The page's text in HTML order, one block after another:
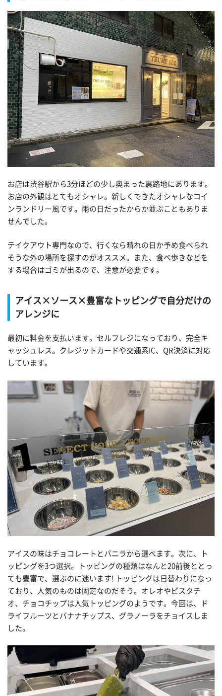
お店は渋谷駅から3分ほどの少し奥まった裏路地にあります。
お店の外観はとてもオシャレ。新しくできたオシャレなコイ
ンランドリー風です。雨の日だったからか並ぶこともありま
せんでした。
テイクアウト専門なので、行くなら晴れの日か予め食べられ
そうな外の場所を探すのがオススメ。また、食べ歩きなどを
する場合はゴミが出るので、注意が必要です。
アイス×ソース×豊富なトッピングで自分だけの
アレンジに
最初に料金を支払います。セルフレジになっており、完全キ
ャッシュレス。クレジットカードや交通系IC、QR決済に対応
しています。
アイスの味はチョコレートとバニラから選べます。次に、ト
ッピングを3つ選択。トッピングの種類はなんと20前後ととっ
ても豊富で、選ぶのに迷います! トッピングは日替わりになっ
ており、人気のものは固定なのだそう。オレオやピスタチ
オ、チョコチップは人気トッピングのようです。今回は、ド
ライフルーツとバナナチップス、グラノーラをチョイスしま
した。